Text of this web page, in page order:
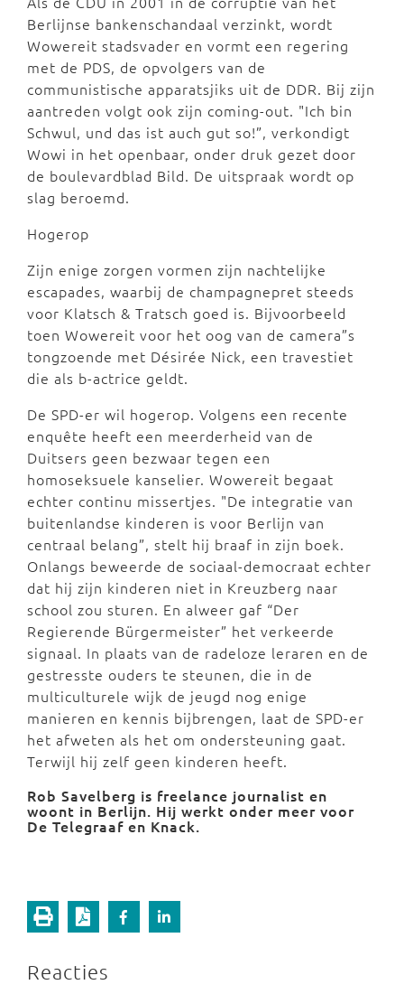
Berlijnse bankenschandaal verzinkt, wordt
Wowereit stadsvader en vormt een regering
met de PDS, de opvolgers van de
communistische apparatsjiks uit de DDR. Bij zijn
aantreden volgt ook zijn coming-out. "Ich bin
Schwul, und das ist auch gut so!”, verkondigt
Wowi in het openbaar, onder druk gezet door
de boulevardblad Bild. De uitspraak wordt op
slag beroemd.
Hogerop
Zijn enige zorgen vormen zijn nachtelijke
escapades, waarbij de champagnepret steeds
voor Klatsch & Tratsch goed is. Bijvoorbeeld
toen Wowereit voor het oog van de camera”s
tongzoende met Désirée Nick, een travestiet
die als b-actrice geldt.
De SPD-er wil hogerop. Volgens een recente
enquête heeft een meerderheid van de
Duitsers geen bezwaar tegen een
homoseksuele kanselier. Wowereit begaat
echter continu missertjes. "De integratie van
buitenlandse kinderen is voor Berlijn van
centraal belang”, stelt hij braaf in zijn boek.
Onlangs beweerde de sociaal-democraat echter
dat hij zijn kinderen niet in Kreuzberg naar
school zou sturen. En alweer gaf “Der
Regierende Bürgermeister” het verkeerde
signaal. In plaats van de radeloze leraren en de
gestresste ouders te steunen, die in de
multiculturele wijk de jeugd nog enige
manieren en kennis bijbrengen, laat de SPD-er
het afweten als het om ondersteuning gaat.
Terwijl hij zelf geen kinderen heeft.
Rob Savelberg is freelance journalist en
woont in Berlijn. Hij werkt onder meer voor
De Telegraaf en Knack.
Reacties